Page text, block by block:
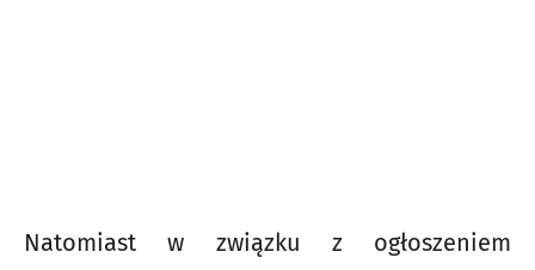
Natomiast w związku z ogłoszeniem